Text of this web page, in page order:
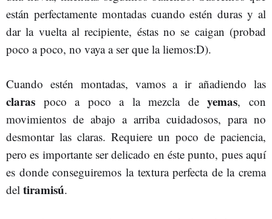
están perfectamente montadas cuando estén duras y al
dar la vuelta al recipiente, éstas no se caigan (probad
poco a poco, no vaya a ser que la liemos:D).
Cuando estén montadas, vamos a ir añadiendo las
claras poco a poco a la mezcla deyemas, con
movimientos de abajo a arriba cuidadosos, para no
desmontar las claras. Requiere un poco de paciencia,
pero es importante ser delicado en éste punto, pues aquí
es donde conseguiremos la textura perfecta de la crema
del tiramisú.